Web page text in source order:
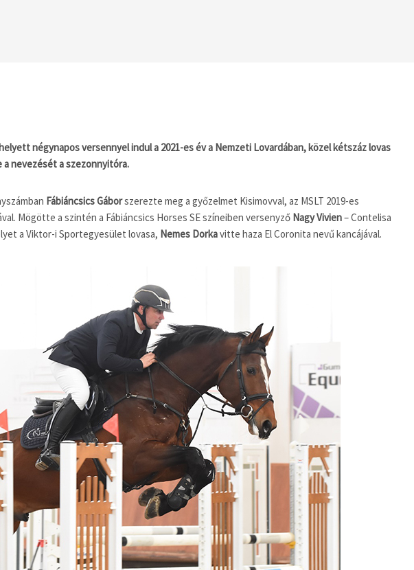
négynapos versennyel indul a 2021-es év a Nemzeti Lovardában, közel kétszáz lovas
a nevezését a szezonnyitóra.
Fábiáncsics Gáborszerezte meg a győzelmet Kisimovval, az MSLT 2019-es
Mögötte a szintén a Fábiáncsics Horses SE színeiben versenyző Nagy Vivien– Contelisa
a Viktor-i Sportegyesület lovasa, Nemes Dorkavitte haza El Coronita nevű kancájával.